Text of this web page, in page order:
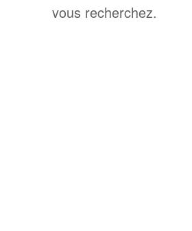
vous recherchez.